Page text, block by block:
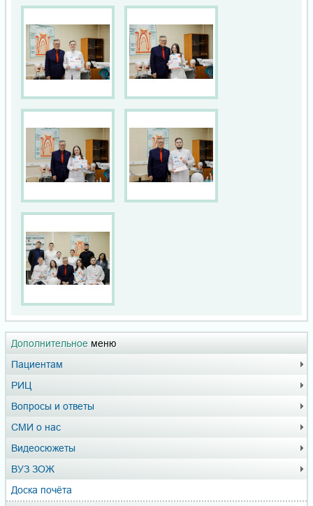
Дополнительное меню
Пациентам
РИЦ
Вопросы и ответы
СМИ о нас
Видеосюжеты
ВУЗ ЗОЖ
Доска почёта